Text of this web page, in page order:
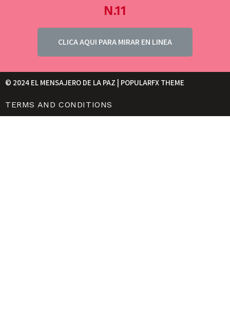
N.11
CLICA AQUI PARA MIRAR EN LINEA
© 2024 EL MENSAJERO DE LA PAZ | POPULARFX THEME
TERMS AND CONDITIONS